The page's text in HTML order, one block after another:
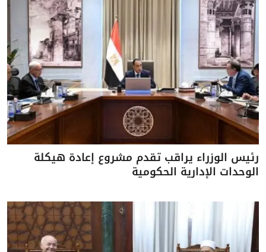
رئيس الوزراء يراقب تقدم مشروع إعادة هيكلة
الوحدات الإدارية الحكومية